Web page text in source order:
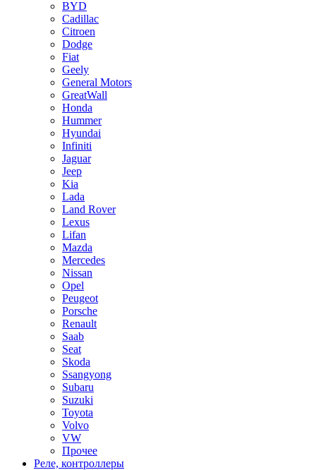
BYD
Cadillac
Citroen
Dodge
Fiat
Geely
General Motors
GreatWall
Honda
Hummer
Hyundai
Infiniti
Jaguar
Jeep
Kia
Lada
Land Rover
Lexus
Lifan
Mazda
Mercedes
Nissan
Opel
Peugeot
Porsche
Renault
Saab
Seat
Skoda
Ssangyong
Subaru
Suzuki
Toyota
Volvo
VW
Прочее
Реле, контроллеры